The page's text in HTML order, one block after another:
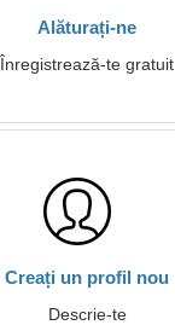
Alăturați-ne
Înregistrează-te gratuit
Creați un profil nou
Descrie-te